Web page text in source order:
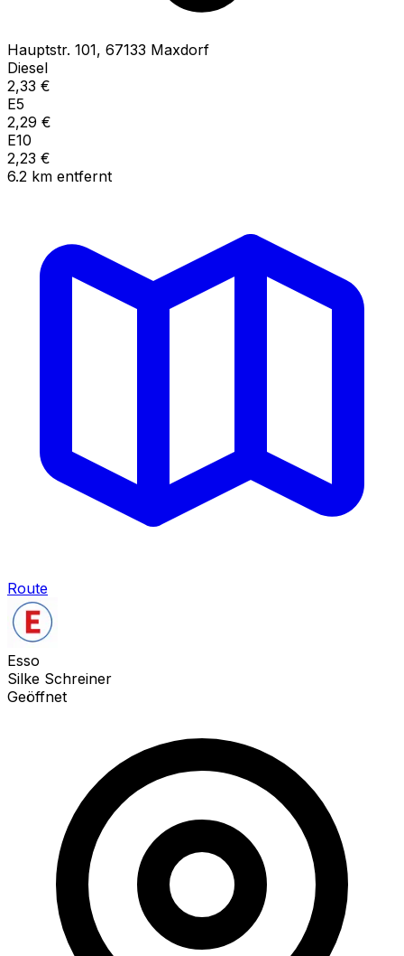
Hauptstr. 101, 67133 Maxdorf
Diesel
2,33 €
E5
2,29 €
E10
2,23 €
6.2 km entfernt
Route
Esso
Silke Schreiner
Geöffnet